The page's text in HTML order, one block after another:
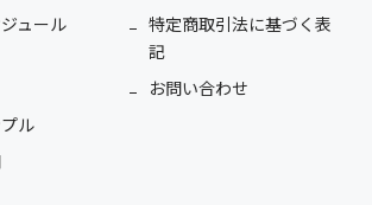
ュール
ル
特定商取引法に基づく表
記
お問い合わせ